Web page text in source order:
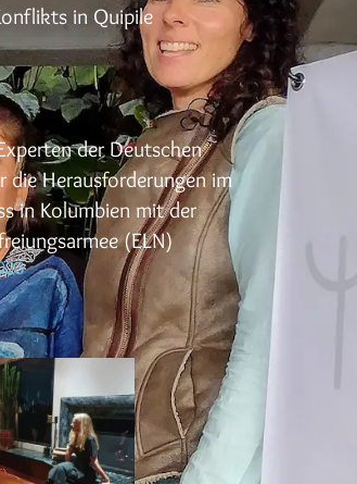
in Quipile
der Deutschen
die Herausforderungen im
in Kolumbien mit der
(ELN)